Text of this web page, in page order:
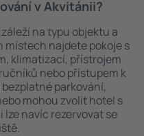
v Akvitánii?
na typu objektu a
místech najdete pokoje s
klimatizací, přístrojem
nebo přístupem k
parkování,
mohou zvolit hotel s
navíc rezervovat se